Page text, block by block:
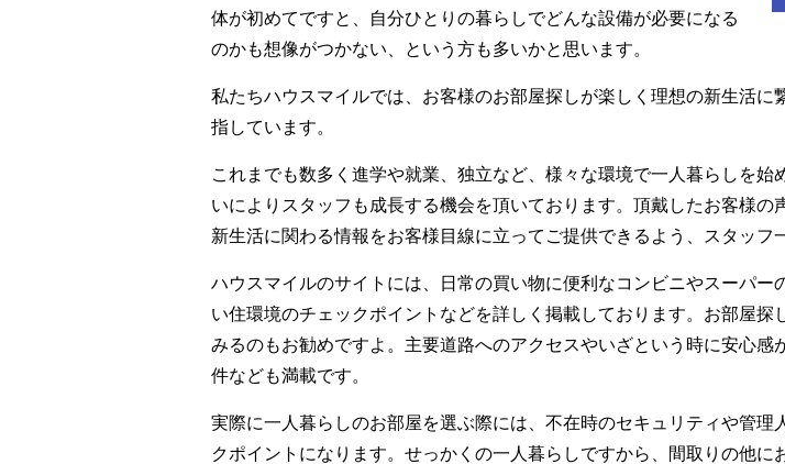
体が初めてですと、自分ひとりの暮らしでどんな設備が必要になる
のかも想像がつかない、という方も多いかと思います。
私たちハウスマイルでは、お客様のお部屋探しが楽しく理想の新生活
指しています。
これまでも数多く進学や就業、独立など、様々な環境で一人暮らしを
いによりスタッフも成長する機会を頂いております。頂戴したお客様
新生活に関わる情報をお客様目線に立ってご提供できるよう、スタッフ
ハウスマイルのサイトには、日常の買い物に便利なコンビニやスーパ
い住環境のチェックポイントなどを詳しく掲載しております。お部屋
みるのもお勧めですよ。主要道路へのアクセスやいざという時に安心
件なども満載です。
実際に一人暮らしのお部屋を選ぶ際には、不在時のセキュリティや管理
クポイントになります。せっかくの一人暮らしですから、間取りの他